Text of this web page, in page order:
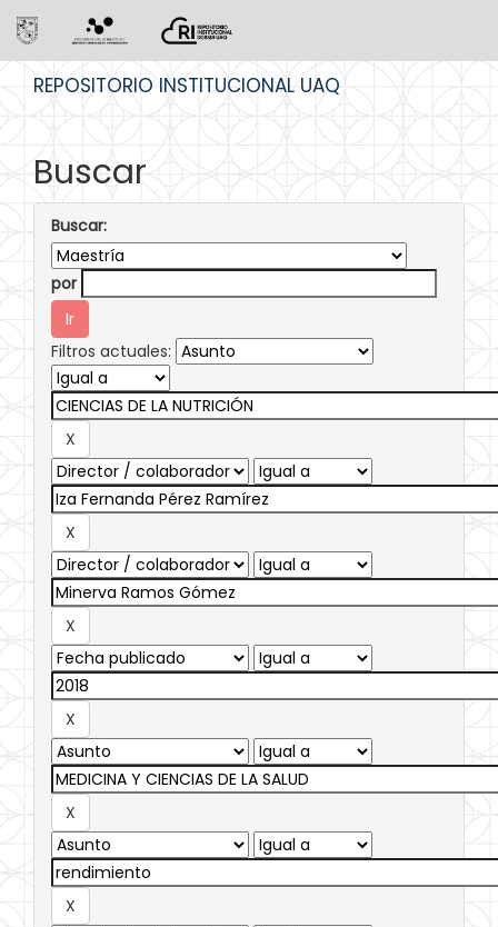
REPOSITORIO INSTITUCIONAL UAQ
Buscar
Buscar:
por
Filtros actuales: